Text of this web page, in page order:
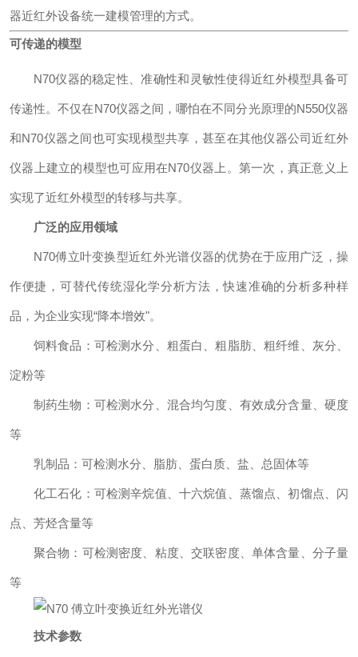
器近红外设备统一建模管理的方式。
可传递的模型
N70仪器的稳定性、准确性和灵敏性使得近红外模型具备可
传递性。不仅在N70仪器之间，哪怕在不同分光原理的N550仪器
和N70仪器之间也可实现模型共享，甚至在其他仪器公司近红外
仪器上建立的模型也可应用在N70仪器上。第一次，真正意义上
实现了近红外模型的转移与共享。
广泛的应用领域
N70傅立叶变换型近红外光谱仪器的优势在于应用广泛，操
作便捷，可替代传统湿化学分析方法，快速准确的分析多种样
品，为企业实现“降本增效"。
饲料食品：可检测水分、粗蛋白、粗脂肪、粗纤维、灰分、
淀粉等
制药生物：可检测水分、混合均匀度、有效成分含量、硬度
等
乳制品：可检测水分、脂肪、蛋白质、盐、总固体等
化工石化：可检测辛烷值、十六烷值、蒸馏点、初馏点、闪
点、芳烃含量等
聚合物：可检测密度、粘度、交联密度、单体含量、分子量
等
技术参数